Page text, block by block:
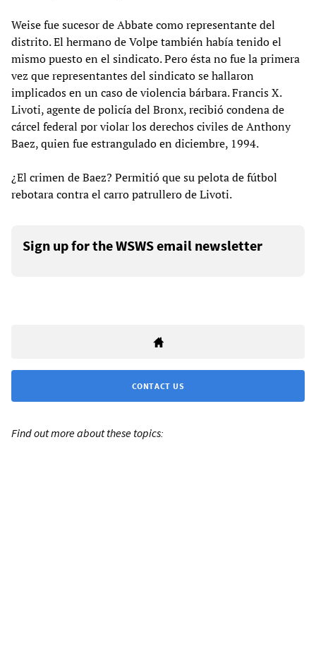
Weise fue sucesor de Abbate como representante del
distrito. El hermano de Volpe también había tenido el
mismo puesto en el sindicato. Pero ésta no fue la primera
vez que representantes del sindicato se hallaron
implicados en un caso de violencia bárbara. Francis X.
Livoti, agente de policía del Bronx, recibió condena de
cárcel federal por violar los derechos civiles de Anthony
Baez, quien fue estrangulado en diciembre, 1994.
¿El crimen de Baez? Permitió que su pelota de fútbol
rebotara contra el carro patrullero de Livoti.
Sign up for the WSWS email newsletter
CONTACT US
Find out more about these topics: